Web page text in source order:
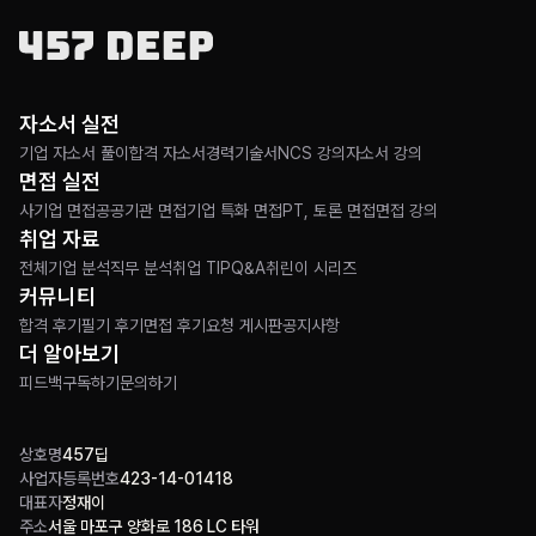
상호명457딥
사업자등록번호423-14-01418
대표자정재이
주소서울 마포구 양화로 186 LC 타워
자소서 실전
기업 자소서 풀이 합격 자소서경력기술서 NCS 강의자소서 강의
면접 실전
사기업 면접공공기관 면접기업 특화 면접PT, 토론 면접면접 강의
취업 자료
전체 기업 분석직무 분석취업 TIPQ&A취린이 시리즈
커뮤니티
합격 후기 필기 후기 면접 후기 요청 게시판공지사항
더 알아보기
피드백구독하기 문의하기